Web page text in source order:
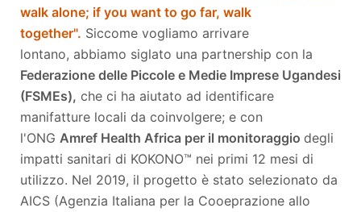
walk alone; if you want to go far, walk
together". Siccome vogliamo arrivare
lontano, abbiamo siglato una partnership con la
Federazione delle Piccole e Medie Imprese Ugandesi
(FSMEs), che ci ha aiutato ad identificare
manifatture locali da coinvolgere; e con
l'ONG Amref Health Africa per il monitoraggio degli
impatti sanitari di KOKONO™ nei primi 12 mesi di
utilizzo. Nel 2019, il progetto è stato selezionato da
AICS (Agenzia Italiana per la Cooeprazione allo